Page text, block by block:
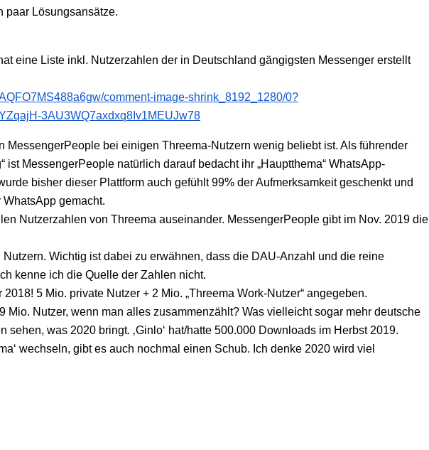
paar Lösungsansätze.
eine Liste inkl. Nutzerzahlen der in Deutschland gängigsten Messenger erstellt
comment-image-shrink_8192_1280/0?
3AU3WQ7axdxq8Iv1MEUJw78
MessengerPeople bei einigen Threema-Nutzern wenig beliebt ist. Als führender
ist MessengerPeople natürlich darauf bedacht ihr „Hauptthema“ WhatsApp-
bisher dieser Plattform auch gefühlt 99% der Aufmerksamkeit geschenkt und
gemacht.
Nutzerzahlen von Threema auseinander. MessengerPeople gibt im Nov. 2019 die
Wichtig ist dabei zu erwähnen, dass die DAU-Anzahl und die reine
kenne ich die Quelle der Zahlen nicht.
5 Mio. private Nutzer + 2 Mio. „Threema Work-Nutzer“ angegeben.
Nutzer, wenn man alles zusammenzählt? Was vielleicht sogar mehr deutsche
sehen, was 2020 bringt. ‚Ginlo‘ hat/hatte 500.000 Downloads im Herbst 2019.
wechseln, gibt es auch nochmal einen Schub. Ich denke 2020 wird viel